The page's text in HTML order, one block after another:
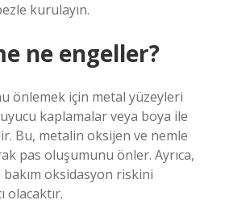
kurulayın.
ne engeller?
önlemek için metal yüzeyleri
kaplamalar veya boya ile
Bu, metalin oksijen ve nemle
pas oluşumunu önler. Ayrıca,
oksidasyon riskini
olacaktır.